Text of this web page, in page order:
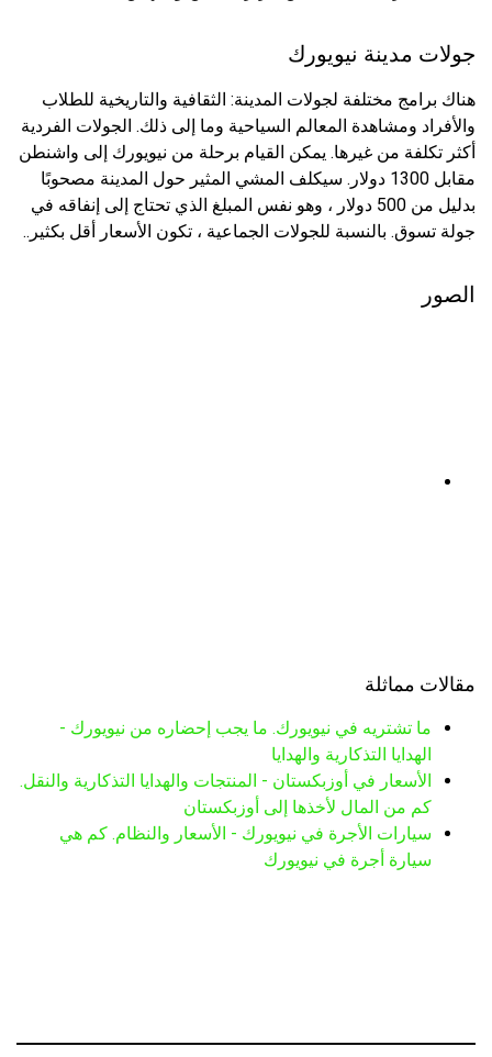
جولات مدينة نيويورك
هناك برامج مختلفة لجولات المدينة: الثقافية والتاريخية للطلاب
والأفراد ومشاهدة المعالم السياحية وما إلى ذلك. الجولات الفردية
أكثر تكلفة من غيرها. يمكن القيام برحلة من نيويورك إلى واشنطن
مقابل 1300 دولار. سيكلف المشي المثير حول المدينة مصحوبًا
بدليل من 500 دولار ، وهو نفس المبلغ الذي تحتاج إلى إنفاقه في
جولة تسوق. بالنسبة للجولات الجماعية ، تكون الأسعار أقل بكثير..
الصور
مقالات مماثلة
ما تشتريه في نيويورك. ما يجب إحضاره من نيويورك -
الهدايا التذكارية والهدايا
الأسعار في أوزبكستان - المنتجات والهدايا التذكارية والنقل.
كم من المال لأخذها إلى أوزبكستان
سيارات الأجرة في نيويورك - الأسعار والنظام. كم هي
سيارة أجرة في نيويورك